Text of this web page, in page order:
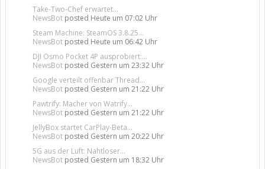
Take-Two-Chef erwartet...
NewsBot posted Heute um 07:02 Uhr
Steam Machine: SteamOS 3.8.25...
NewsBot posted Heute um 06:42 Uhr
DJI Osmo Pocket 4P ausprobiert:...
NewsBot posted Gestern um 23:32 Uhr
Google verteilt offenbar Thread...
NewsBot posted Gestern um 21:22 Uhr
Pawtrify: Macher von Watrify...
NewsBot posted Gestern um 21:22 Uhr
JellyBox startet CarPlay-Beta...
NewsBot posted Gestern um 20:22 Uhr
5G aus der Luft: Nahtloser...
NewsBot posted Gestern um 18:32 Uhr